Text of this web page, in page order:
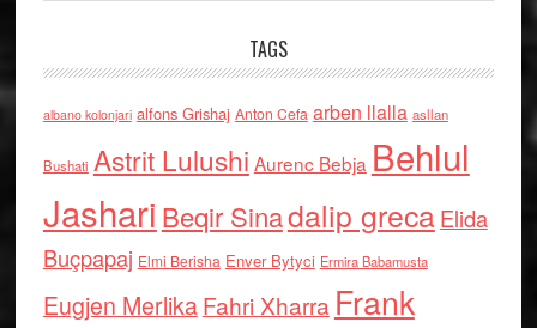
TAGS
albano kolonjari alfons Grishaj Anton Cefa arben llalla asllan
Bushati Astrit Lulushi Aurenc Bebja Behlul
Jashari Beqir Sinadalip grecaElida
Buçpapaj Elmi Berisha Enver Bytyci Ermira Babamusta
Eugjen MerlikaFahri Xharra Frank